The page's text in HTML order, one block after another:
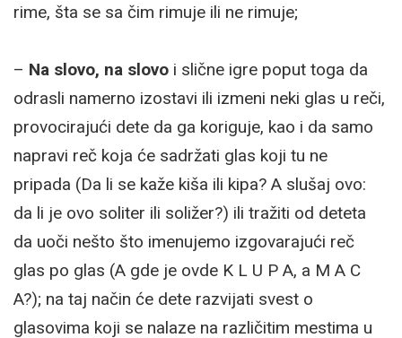
rime, šta se sa čim rimuje ili ne rimuje;
– Na slovo, na slovo i slične igre poput toga da
odrasli namerno izostavi ili izmeni neki glas u reči,
provocirajući dete da ga koriguje, kao i da samo
napravi reč koja će sadržati glas koji tu ne
pripada (Da li se kaže kiša ili kipa? A slušaj ovo:
da li je ovo soliter ili soližer?) ili tražiti od deteta
da uoči nešto što imenujemo izgovarajući reč
glas po glas (A gde je ovde K L U P A, a M A C
A?); na taj način će dete razvijati svest o
glasovima koji se nalaze na različitim mestima u